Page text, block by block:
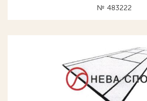
№ 483222